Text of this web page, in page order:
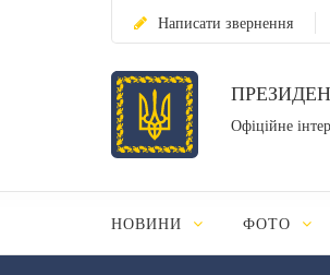
Написати звернення
Офіційне
НОВИНИ ФОТО